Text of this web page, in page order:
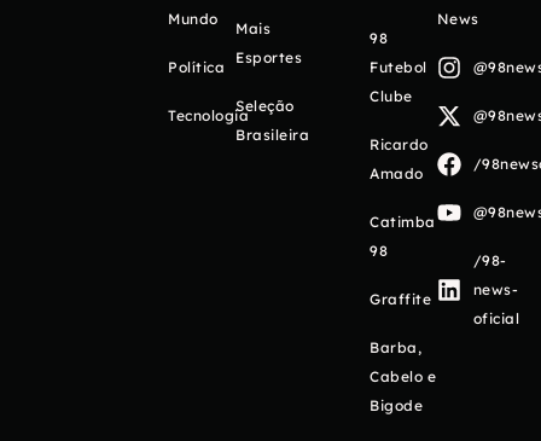
Mundo
Política
Tecnologia
Mais
Esportes
Seleção
Brasileira
98
Futebol
Clube
Ricardo
Amado
Catimba
98
Graffite
Barba,
Cabelo e
Bigode
News
/
/98-
news-
oficial